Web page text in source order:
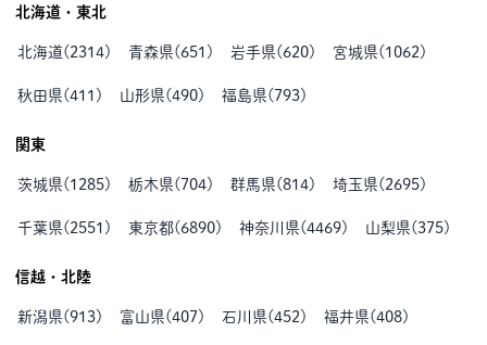
北海道・東北
北海道( 2314) 青森県( 651 ) 岩手県( 620) 宮城県( 1062 )
秋田県(411 ) 山形県(490) 福島県( 793)
関東
茨城県( 1285) 栃木県( 704) 群馬県(814) 埼玉県( 2695)
千葉県( 2551 ) 東京都( 6890) 神奈川県(4469) 山梨県(375)
信越・北陸
新潟県(913) 富山県(407 ) 石川県(452 ) 福井県(408)